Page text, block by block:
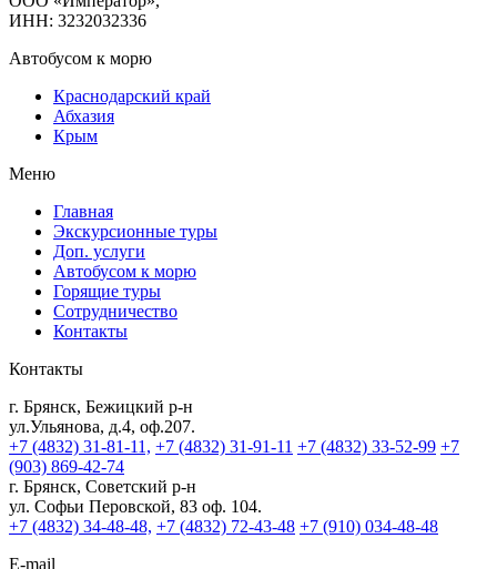
ИНН: 3232032336
Автобусом к морю
Краснодарский край
Абхазия
Крым
Меню
Главная
Экскурсионные туры
Доп. услуги
Автобусом к морю
Горящие туры
Сотрудничество
Контакты
Контакты
г. Брянск, Бежицкий р-н
ул.Ульянова, д.4, оф.207.
+7 (4832) 31-81-11, +7 (4832) 31-91-11 +7 (4832) 33-52-99 +7
(903) 869-42-74
г. Брянск, Советский р-н
ул. Софьи Перовской, 83 оф. 104.
+7 (4832) 34-48-48, +7 (4832) 72-43-48 +7 (910) 034-48-48
E-mail